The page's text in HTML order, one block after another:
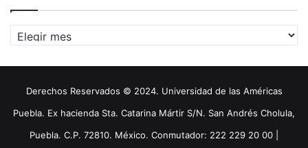
Archivos
Derechos Reservados © 2024. Universidad de las Américas
Puebla. Ex hacienda Sta. Catarina Mártir S/N. San Andrés Cholula,
Puebla. C.P. 72810. México. Conmutador: 222 229 20 00 |